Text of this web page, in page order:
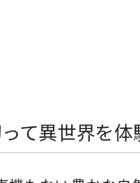
て異世界を体